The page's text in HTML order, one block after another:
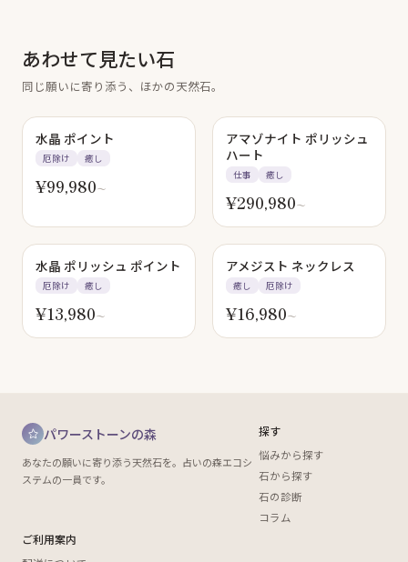
あわせて見たい石
同じ願いに寄り添う、ほかの天然石。
水晶 ポイント
厄除け 癒し
¥99,980〜
アマゾナイト ポリッシュ
ハート
仕事 癒し
¥290,980〜
水晶 ポリッシュ ポイント
厄除け 癒し
¥13,980〜
アメジスト ネックレス
癒し 厄除け
¥16,980〜
パワーストーンの森
あなたの願いに寄り添う天然石を。占いの森エコシ
ステムの一員です。
探す
悩みから探す
石から探す
石の診断
コラム
ご利用案内